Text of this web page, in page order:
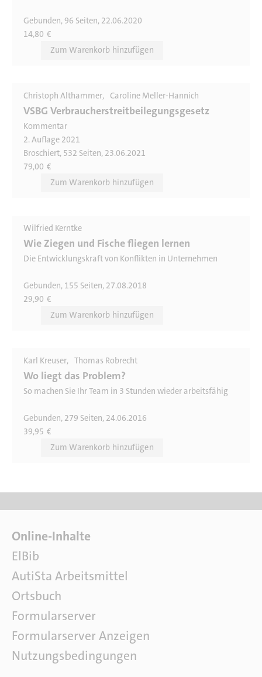
Gebunden, 96 Seiten, 22.06.2020
14,80 €
Christoph Althammer Caroline Meller-Hannich
VSBG Verbraucherstreitbeilegungsgesetz
Kommentar
2. Auflage 2021
Broschiert, 532 Seiten, 23.06.2021
79,00 €
Wilfried Kerntke
Wie Ziegen und Fische fliegen lernen
Die Entwicklungskraft von Konflikten in Unternehmen
Gebunden, 155 Seiten, 27.08.2018
29,90 €
Karl Kreuser Thomas Robrecht
Wo liegt das Problem?
So machen Sie Ihr Team in 3 Stunden wieder arbeitsfähig
Gebunden, 279 Seiten, 24.06.2016
39,95 €
F
a
c
h
l
i
t
e
r
a
Online-Inhalte
ElBib
AutiSta Arbeitsmittel
Ortsbuch
Formularserver
Formularserver Anzeigen
Nutzungsbedingungen